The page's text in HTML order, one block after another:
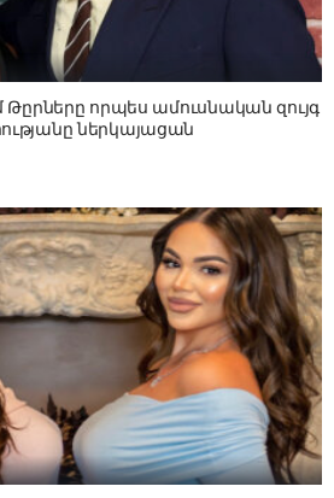
որպես ամուսնական զույգ
ներկայացան